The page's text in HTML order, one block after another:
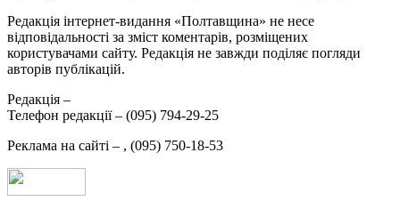
Редакція інтернет-видання «Полтавщина» не несе
відповідальності за зміст коментарів, розміщених
користувачами сайту. Редакція не завжди поділяє погляди
авторів публікацій.
Редакція –
Телефон редакції – (095) 794-29-25
Реклама на сайті – , (095) 750-18-53